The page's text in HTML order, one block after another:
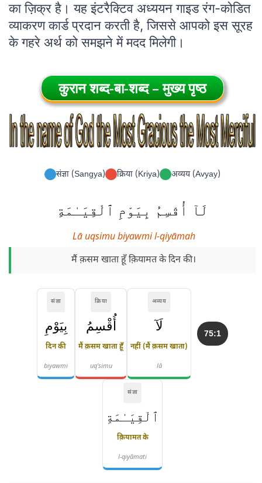
का ज़िक्र है। यह इंटरैक्टिव अध्ययन गाइड रंग-कोडित
व्याकरण कार्ड प्रदान करती है, जिससे आपको इस सूरह
के गहरे अर्थ को समझने में मदद मिलेगी।
कुरान शब्द-बा-शब्द – मुख्य पृष्ठ
संज्ञा (Sangya) क्रिया (Kriya) अव्यय (Avyay)
لَآ أُقْسِمُ بِيَوْمِ ٱلْقِيَـٰمَةِ
Lā uqsimu biyawmi l-qiyāmah
मैं क़सम खाता हूँ क़ियामत के दिन की।
75:1
अव्यय
لَآ
नहीं (मैं क़सम खाता)
lā
क्रिया
أُقْسِمُ
मैं क़सम खाता हूँ
uq'simu
संज्ञा
بِيَوْمِ
दिन की
biyawmi
संज्ञा
ٱلْقِيَـٰمَةِ
क़ियामत के
l-qiyāmati